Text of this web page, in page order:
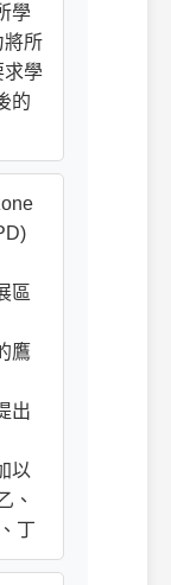
學
將所
求學
的
區
鷹
出
以
、
丁